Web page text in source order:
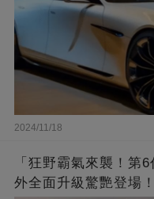
2024/11/18
「狂野霸氣來襲！第
外全面升級驚艷登場！